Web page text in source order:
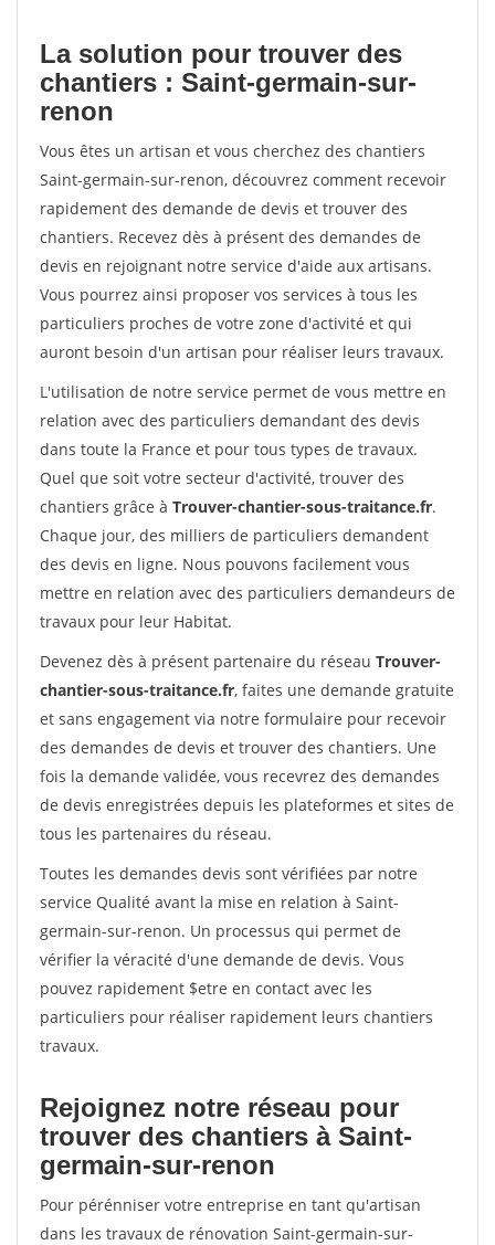
La solution pour trouver des
chantiers : Saint-germain-sur-
renon
Vous êtes un artisan et vous cherchez des chantiers
Saint-germain-sur-renon, découvrez comment recevoir
rapidement des demande de devis et trouver des
chantiers. Recevez dès à présent des demandes de
devis en rejoignant notre service d'aide aux artisans.
Vous pourrez ainsi proposer vos services à tous les
particuliers proches de votre zone d'activité et qui
auront besoin d'un artisan pour réaliser leurs travaux.
L'utilisation de notre service permet de vous mettre en
relation avec des particuliers demandant des devis
dans toute la France et pour tous types de travaux.
Quel que soit votre secteur d'activité, trouver des
chantiers grâce à Trouver-chantier-sous-traitance.fr.
Chaque jour, des milliers de particuliers demandent
des devis en ligne. Nous pouvons facilement vous
mettre en relation avec des particuliers demandeurs de
travaux pour leur Habitat.
Devenez dès à présent partenaire du réseau Trouver-
chantier-sous-traitance.fr, faites une demande gratuite
et sans engagement via notre formulaire pour recevoir
des demandes de devis et trouver des chantiers. Une
fois la demande validée, vous recevrez des demandes
de devis enregistrées depuis les plateformes et sites de
tous les partenaires du réseau.
Toutes les demandes devis sont vérifiées par notre
service Qualité avant la mise en relation à Saint-
germain-sur-renon. Un processus qui permet de
vérifier la véracité d'une demande de devis. Vous
pouvez rapidement $etre en contact avec les
particuliers pour réaliser rapidement leurs chantiers
travaux.
Rejoignez notre réseau pour
trouver des chantiers à Saint-
germain-sur-renon
Pour pérénniser votre entreprise en tant qu'artisan
dans les travaux de rénovation Saint-germain-sur-